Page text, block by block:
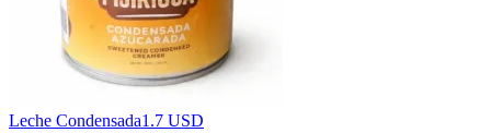
Leche Condensada1.7 USD